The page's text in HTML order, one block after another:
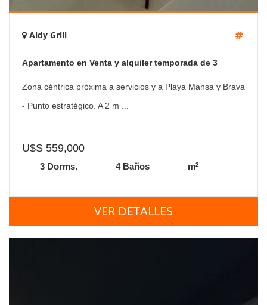
Aidy Grill
Apartamento en Venta y alquiler temporada de 3
dormitorios Art Tower
Zona céntrica próxima a servicios y a Playa Mansa y Brava
- Punto estratégico. A 2 m ...
U$S 559,000
3 Dorms. 4 Baños m2
VER DETALLES